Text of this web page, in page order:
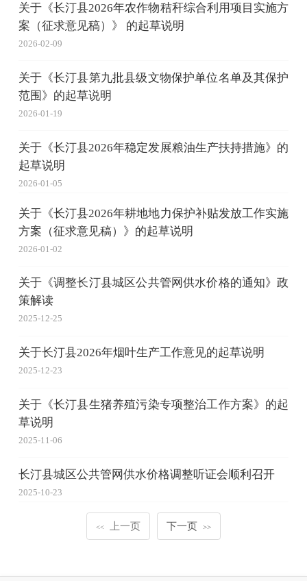
关于《长汀县2026年农作物秸秆综合利用项目实施方
案（征求意见稿）》 的起草说明
2026-02-09
关于《长汀县第九批县级文物保护单位名单及其保护
范围》的起草说明
2026-01-19
关于《长汀县2026年稳定发展粮油生产扶持措施》的
起草说明
2026-01-05
关于《长汀县2026年耕地地力保护补贴发放工作实施
方案（征求意见稿）》的起草说明
2026-01-02
关于《调整长汀县城区公共管网供水价格的通知》政
策解读
2025-12-25
关于长汀县2026年烟叶生产工作意见的起草说明
2025-12-23
关于《长汀县生猪养殖污染专项整治工作方案》的起
草说明
2025-11-06
长汀县城区公共管网供水价格调整听证会顺利召开
2025-10-23
<< 上一页 下一页 >>